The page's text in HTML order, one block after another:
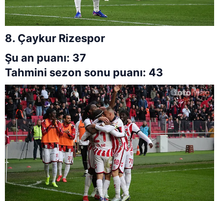
8. Çaykur Rizespor
Şu an puanı: 37
Tahmini sezon sonu puanı: 43